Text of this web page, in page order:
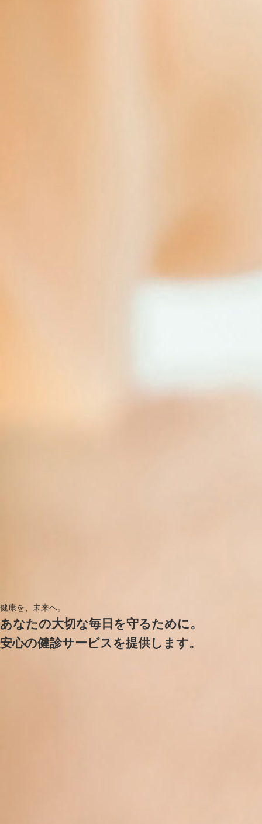
健康を、未来へ。
あなたの大切な毎日を守るために。
安心の健診サービスを提供します。